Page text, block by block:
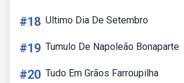
#18 Ultimo Dia De Setembro
#19 Tumulo De Napoleão Bonaparte
#20 Tudo Em Grãos Farroupilha